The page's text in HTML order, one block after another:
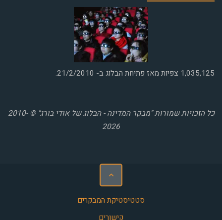
1,035,125 צפיות מאז פתיחת הבלוג ב- 21/2/2010.
כל הזכויות שמורות "מבקר המדינה - הבלוג של אודי בורג" © 2010-
2026
סטטיסטיקת המבקרים
קישורים